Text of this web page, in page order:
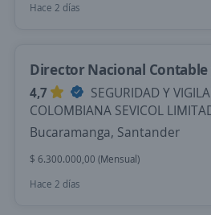
Hace 2 días
Director Nacional
4,7
SEGURIDAD Y
COLOMBIANA SEVICOL
Bucaramanga, Santander
$ 6.300.000,00 (Mensual)
Hace 2 días